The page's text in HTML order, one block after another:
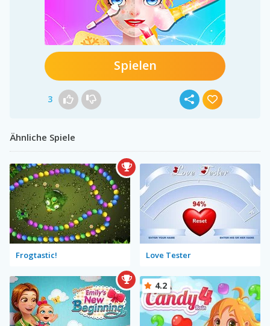
Spielen
3
Ähnliche Spiele
Frogtastic! Love Tester
4.2